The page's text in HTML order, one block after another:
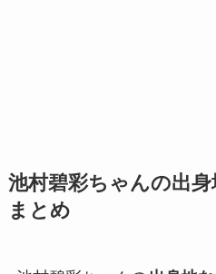
池村碧彩ちゃんの出
まとめ